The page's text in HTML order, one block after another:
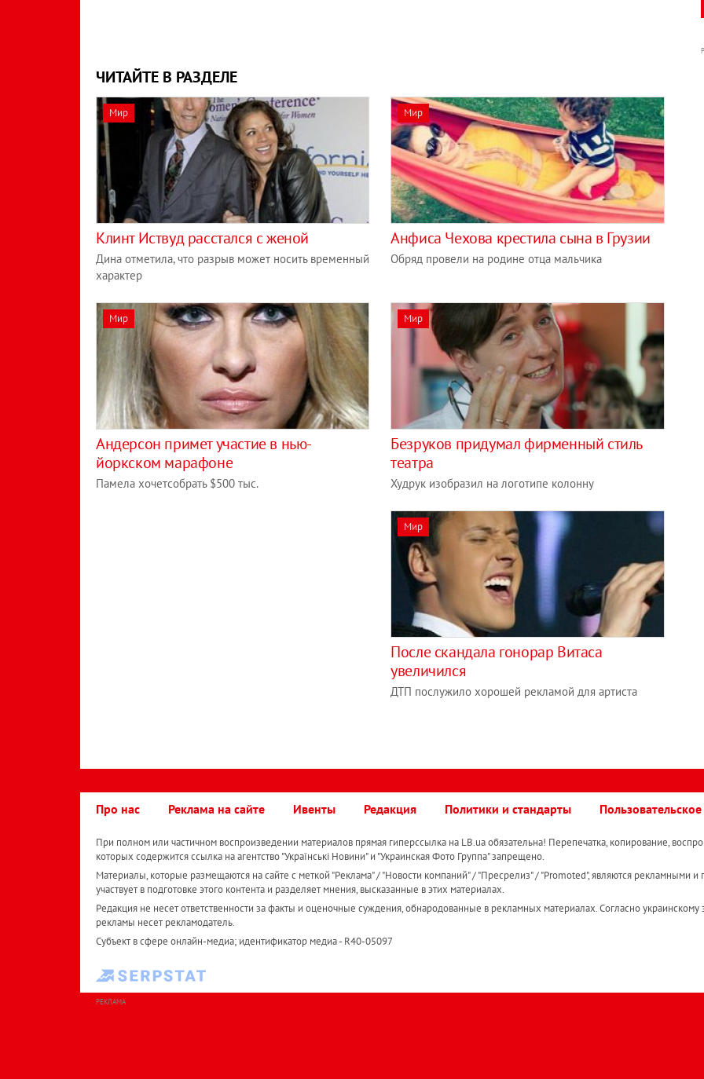
ЧИТАЙТЕ В РАЗДЕЛЕ
Мир
Клинт Иствуд расстался с женой
Дина отметила, что разрыв может носить временный
характер
Мир
Анфиса Чехова крестила сына в Грузии
Обряд провели на родине отца мальчика
Мир
Андерсон примет участие в нью-
йоркском марафоне
Памела хочетсобрать $500 тыс.
Мир
Безруков придумал фирменный стиль
театра
Худрук изобразил на логотипе колонну
Мир
После скандала гонорар Витаса
увеличился
ДТП послужило хорошей рекламой для артиста
Про нас Реклама на сайте Ивенты Редакция Политики и стандарты
При полном или частичном воспроизведении материалов прямая гиперссылка на LB.ua обязательна! Перепечатка, копирование,
которых содержится ссылка на агентство "Українськi Новини" и "Украинская Фото Группа" запрещено.
Материалы, которые размещаются на сайте с меткой "Реклама" / "Новости компаний" / "Пресрелиз" / "Promoted", являются рекламными и
участвует в подготовке этого контента и разделяет мнения, высказанные в этих материалах.
Редакция не несет ответственности за факты и оценочные суждения, обнародованные в рекламных материалах. Согласно украинскому
рекламы несет рекламодатель.
Субъект в сфере онлайн-медиа; идентификатор медиа - R40-05097
РЕКЛАМА